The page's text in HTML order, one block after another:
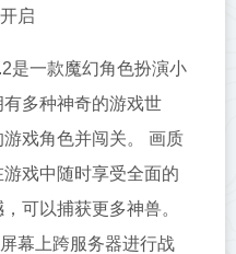
启
是一款魔幻角色扮演小
多种神奇的游戏世
戏角色并闯关。 画质
戏中随时享受全面的
可以捕获更多神兽。
幕上跨服务器进行战